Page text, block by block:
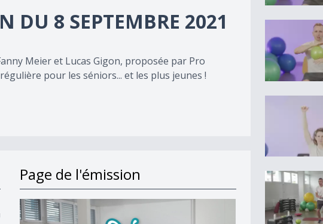
DU 8 SEPTEMBRE 2021
Meier et Lucas Gigon, proposée par Pro
pour les séniors... et les plus jeunes !
Page de l'émission
Ça bouge à
Ça bouge à
Ca bouge à